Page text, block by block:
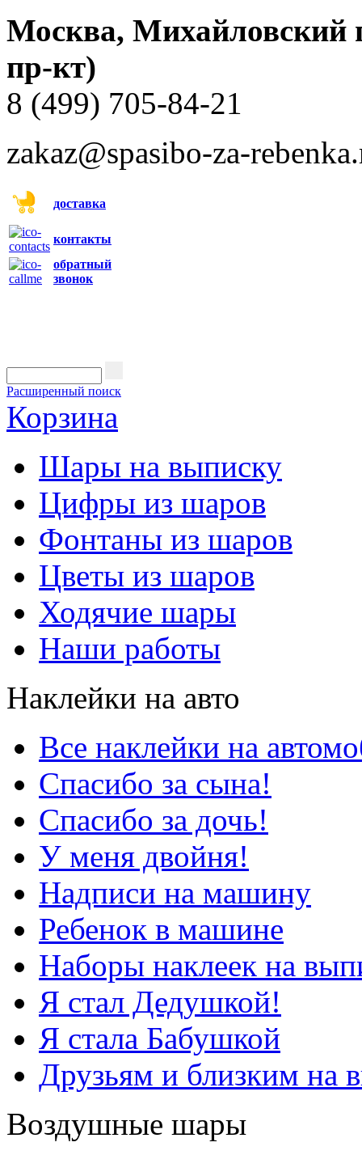
Москва, Михайловский
пр-кт)
8 (499) 705-84-21
zakaz@spasibo-za-
доставка
контакты
обратный
звонок
Расширенный поиск
Корзина
Шары на выписку
Цифры из шаров
Фонтаны из шаров
Цветы из шаров
Ходячие шары
Наши работы
Наклейки на авто
Все наклейки на
Спасибо за сына!
Спасибо за дочь!
У меня двойня!
Надписи на машину
Ребенок в машине
Наборы наклеек на
Я стал Дедушкой!
Я стала Бабушкой
Друзьям и близким на
Воздушные шары